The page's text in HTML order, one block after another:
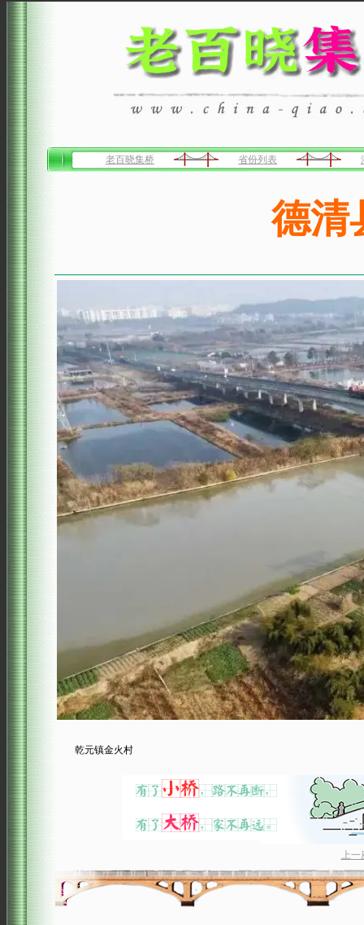
老百晓集桥 省份列表
德清
乾元镇金火村
上一